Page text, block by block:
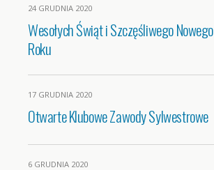
24 GRUDNIA 2020
Wesołych Świąt i Szczęśliwego Nowego
Roku
17 GRUDNIA 2020
Otwarte Klubowe Zawody Sylwestrowe
6 GRUDNIA 2020